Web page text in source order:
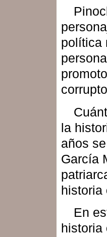
política
la
años
García
historia
En
historia